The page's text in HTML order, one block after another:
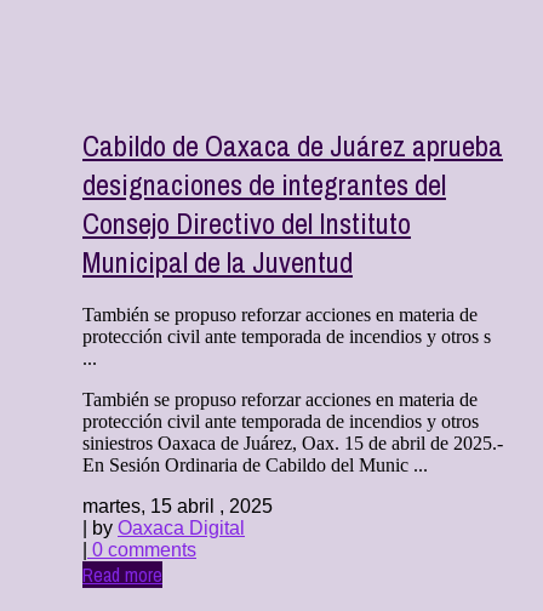
Cabildo de Oaxaca de Juárez aprueba
designaciones de integrantes del
Consejo Directivo del Instituto
Municipal de la Juventud
También se propuso reforzar acciones en materia de
protección civil ante temporada de incendios y otros s
...
También se propuso reforzar acciones en materia de
protección civil ante temporada de incendios y otros
siniestros Oaxaca de Juárez, Oax. 15 de abril de 2025.-
En Sesión Ordinaria de Cabildo del Munic ...
martes, 15 abril , 2025
| by Oaxaca Digital
0 comments
Read more